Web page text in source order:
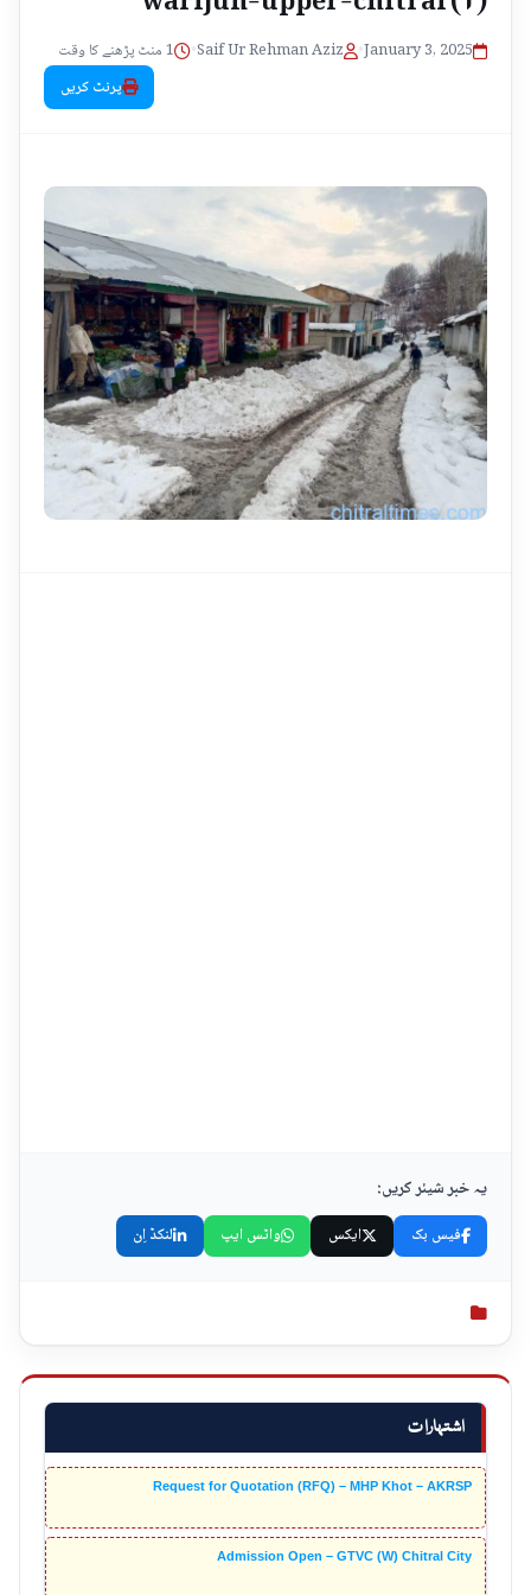
اشتہارات
Request for Quotation (RFQ) – MHP Khot – AKRSP
Admission Open – GTVC (W) Chitral City
January 3, 2025
•
Saif Ur Rehman Aziz
•
1 منٹ پڑھنے کا وقت
پرنٹ کریں
یہ خبر شیئر کریں:
فیس بک ایکس واٹس ایپ لنکڈ اِن